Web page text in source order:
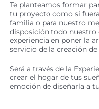
Te planteamos formar
tu proyecto como si
familia o para nuestro
disposición todo nuestro
experiencia en poner la
servicio de la creación de
Será a través de la
crear el hogar de tus
emoción de diseñarla a